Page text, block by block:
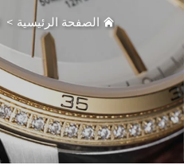
الصفحة الرئيسية >